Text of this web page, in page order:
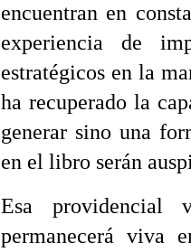
encuentran en
experiencia de
estratégicos en la
ha recuperado la
generar sino una
en el libro serán
Esa providencial
permanecerá viva